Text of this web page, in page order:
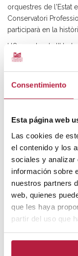
Consentimiento
Esta página web
Las cookies de
el contenido y los
sociales y analizar
información sobre
nuestros partners
web, quienes
que les haya
partir del uso que
orquestres de l'Estat
Conservatori
participarà en la
L'Orquestra de
del Reial
FUNCIONS
VEURE CALENDARI
Tria la sessió:
PREUS
Pati de butaques10